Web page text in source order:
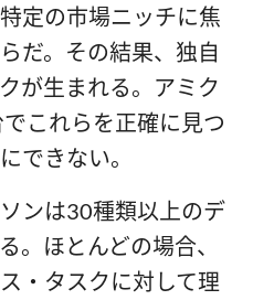
定の市場ニッチに焦
だ。その結果、独自
が生まれる。アミク
これらを正確に見つ
できない。
ンは30種類以上のデ
。ほとんどの場合、
・タスクに対して理